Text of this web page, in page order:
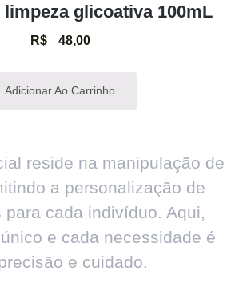
limpeza glicoativa 100mL
R$48,00
Adicionar Ao Carrinho
reside na manipulação de
a personalização de
para cada indivíduo. Aqui,
e cada necessidade é
e cuidado.